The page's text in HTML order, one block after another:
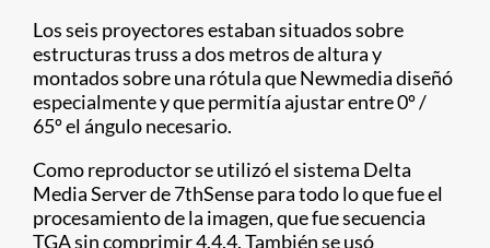
Los seis proyectores estaban situados sobre
estructuras truss a dos metros de altura y
montados sobre una rótula que Newmedia diseñó
especialmente y que permitía ajustar entre 0º /
65º el ángulo necesario.
Como reproductor se utilizó el sistema Delta
Media Server de 7thSense para todo lo que fue el
procesamiento de la imagen, que fue secuencia
TGA sin comprimir 4.4.4. También se usó